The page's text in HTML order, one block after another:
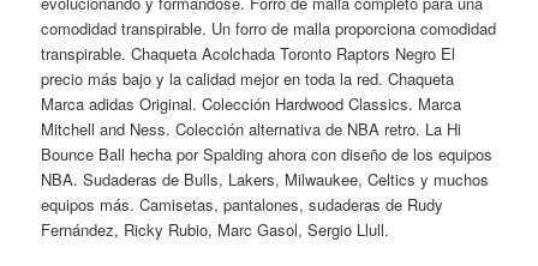
comodidad transpirable. Un forro de malla proporciona comodidad
transpirable. Chaqueta Acolchada Toronto Raptors Negro El
precio más bajo y la calidad mejor en toda la red. Chaqueta
Marca adidas Original. Colección Hardwood Classics. Marca
Mitchell and Ness. Colección alternativa de NBA retro. La Hi
Bounce Ball hecha por Spalding ahora con diseño de los equipos
NBA. Sudaderas de Bulls, Lakers, Milwaukee, Celtics y muchos
equipos más. Camisetas, pantalones, sudaderas de Rudy
Fernández, Ricky Rubio, Marc Gasol, Sergio Llull.